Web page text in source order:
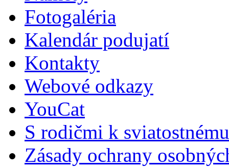
Fotogaléria
Kalendár podujatí
Kontakty
Webové odkazy
YouCat
S rodičmi k
Zásady ochrany